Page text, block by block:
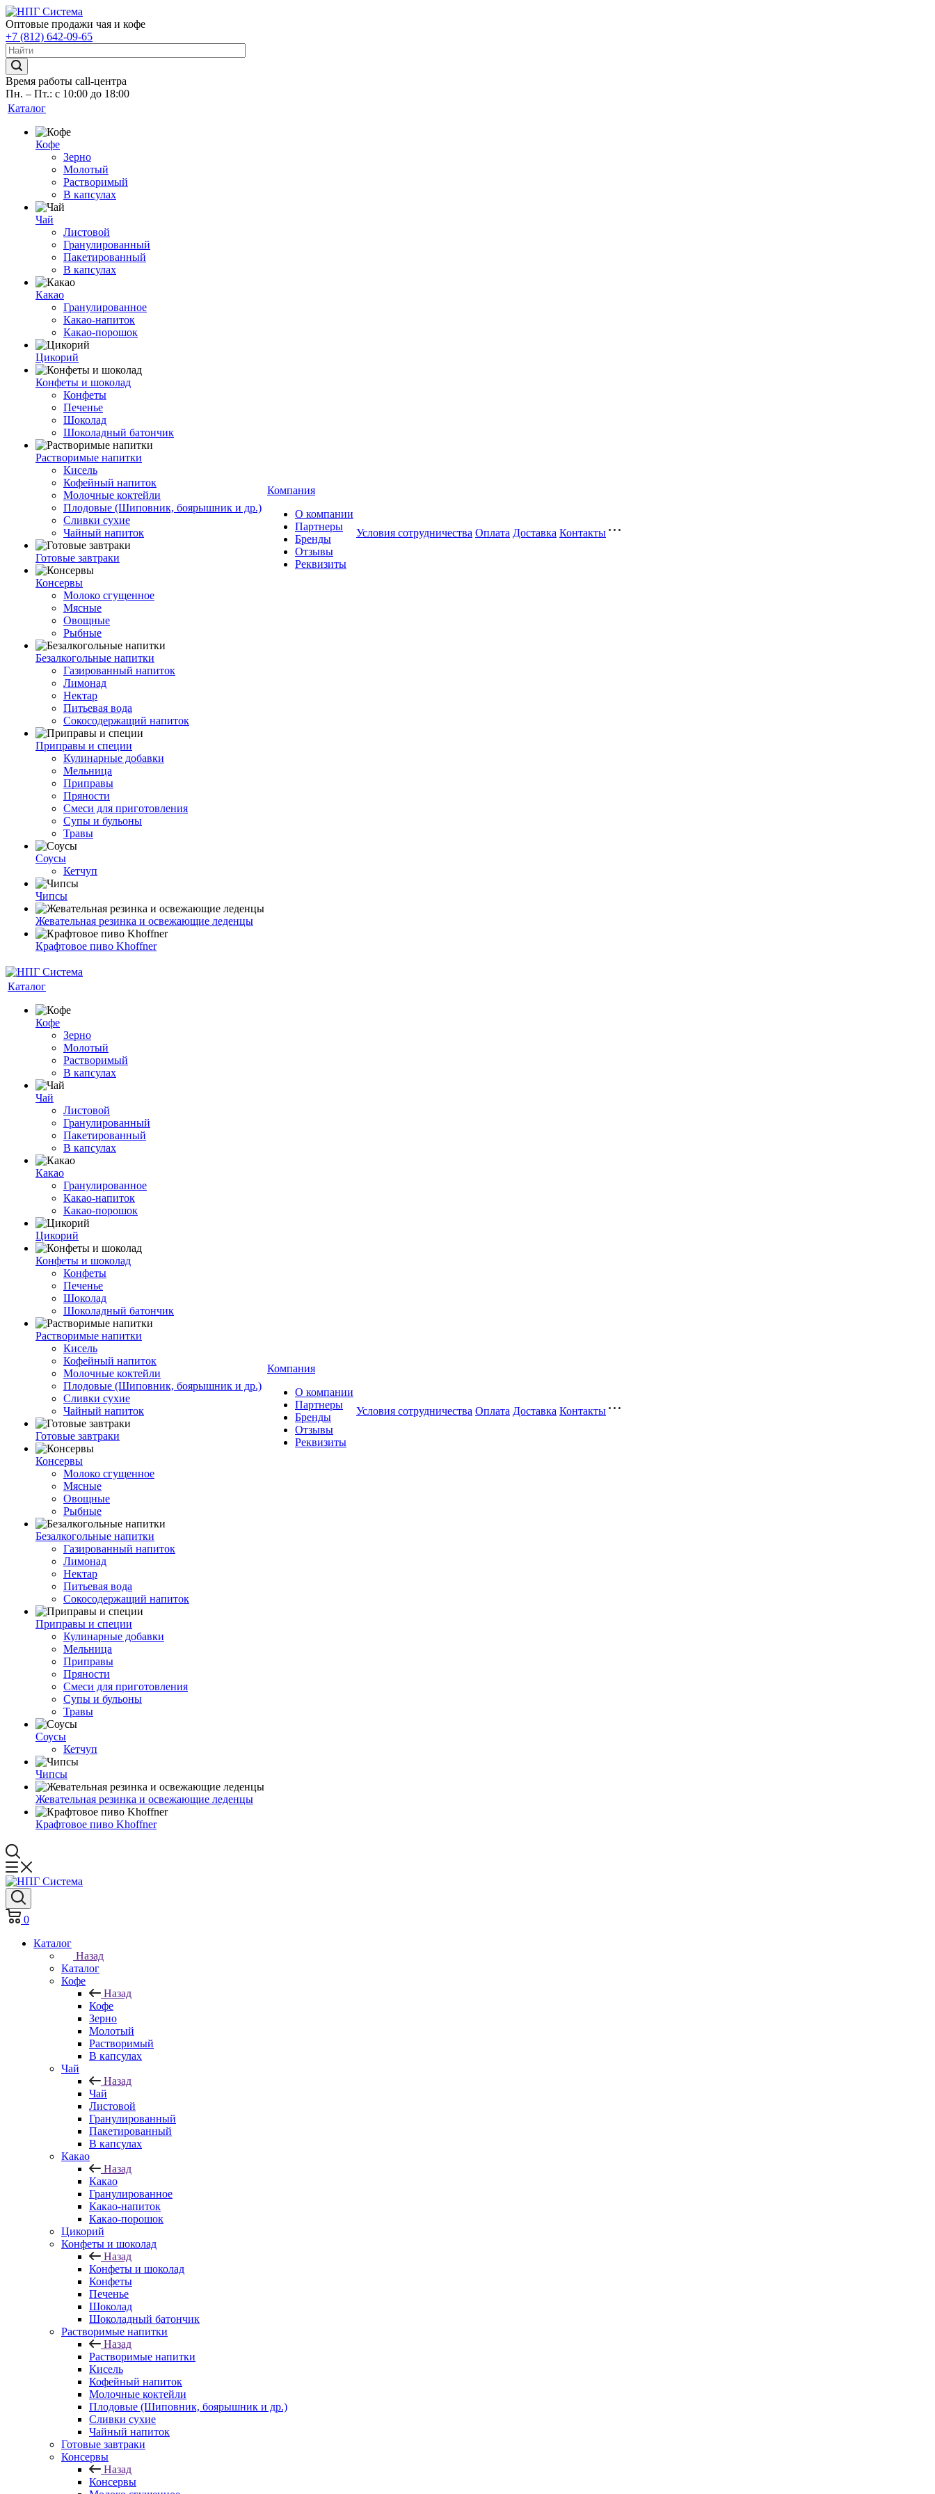
Оптовые продажи чая и кофе
+7 (812) 642-09-65
Время работы call-центра
Пн. – Пт.: с 10:00 до 18:00
Каталог
Кофе
Зерно
Молотый
Растворимый
В капсулах
Чай
Листовой
Гранулированный
Пакетированный
В капсулах
Какао
Гранулированное
Какао-напиток
Какао-порошок
Цикорий
Конфеты и шоколад
Конфеты
Печенье
Шоколад
Шоколадный батончик
Растворимые напитки
Кисель
Кофейный напиток
Молочные коктейли
Плодовые (Шиповник, боярышник и др.)
Сливки сухие
Чайный напиток
Готовые завтраки
Консервы
Молоко сгущенное
Мясные
Овощные
Рыбные
Безалкогольные напитки
Газированный напиток
Лимонад
Нектар
Питьевая вода
Сокосодержащий напиток
Приправы и специи
Кулинарные добавки
Мельница
Приправы
Пряности
Смеси для приготовления
Супы и бульоны
Травы
Соусы
Кетчуп
Чипсы
Жевательная резинка и освежающие леденцы
Крафтовое пиво Khoffner
Компания
О компании
Партнеры
Бренды
Отзывы
Реквизиты
Условия сотрудничества Оплата Доставка Контакты
Каталог
Кофе
Зерно
Молотый
Растворимый
В капсулах
Чай
Листовой
Гранулированный
Пакетированный
В капсулах
Какао
Гранулированное
Какао-напиток
Какао-порошок
Цикорий
Конфеты и шоколад
Конфеты
Печенье
Шоколад
Шоколадный батончик
Растворимые напитки
Кисель
Кофейный напиток
Молочные коктейли
Плодовые (Шиповник, боярышник и др.)
Сливки сухие
Чайный напиток
Готовые завтраки
Консервы
Молоко сгущенное
Мясные
Овощные
Рыбные
Безалкогольные напитки
Газированный напиток
Лимонад
Нектар
Питьевая вода
Сокосодержащий напиток
Приправы и специи
Кулинарные добавки
Мельница
Приправы
Пряности
Смеси для приготовления
Супы и бульоны
Травы
Соусы
Кетчуп
Чипсы
Жевательная резинка и освежающие леденцы
Крафтовое пиво Khoffner
Компания
О компании
Партнеры
Бренды
Отзывы
Реквизиты
Условия сотрудничества Оплата Доставка Контакты
0
Каталог
Назад
Каталог
Кофе
Назад
Кофе
Зерно
Молотый
Растворимый
В капсулах
Чай
Назад
Чай
Листовой
Гранулированный
Пакетированный
В капсулах
Какао
Назад
Какао
Гранулированное
Какао-напиток
Какао-порошок
Цикорий
Конфеты и шоколад
Назад
Конфеты и шоколад
Конфеты
Печенье
Шоколад
Шоколадный батончик
Растворимые напитки
Назад
Растворимые напитки
Кисель
Кофейный напиток
Молочные коктейли
Плодовые (Шиповник, боярышник и др.)
Сливки сухие
Чайный напиток
Готовые завтраки
Консервы
Назад
Консервы